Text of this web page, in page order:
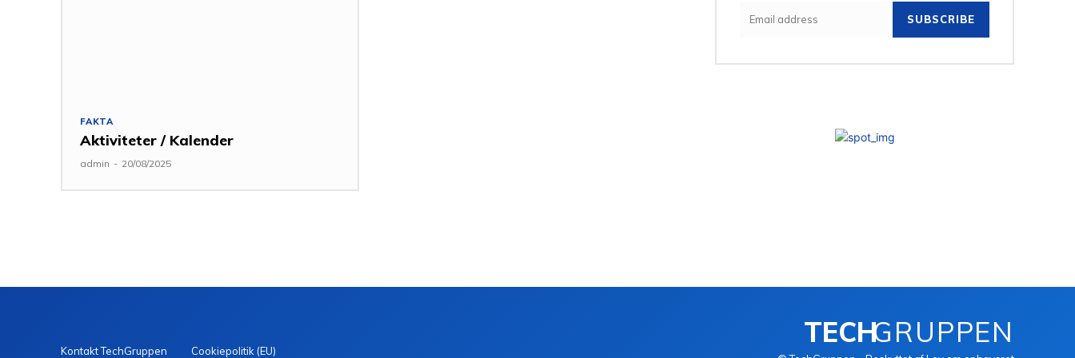
FAKTA
Aktiviteter / Kalender
admin - 20/08/2025
SUBSCRIBE
Kontakt TechGruppen Cookiepolitik (EU)
TECHGRUPPEN